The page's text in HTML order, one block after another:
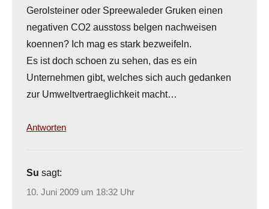
Gerolsteiner oder Spreewaleder Gruken einen
negativen CO2 ausstoss belgen nachweisen
koennen? Ich mag es stark bezweifeln.
Es ist doch schoen zu sehen, das es ein
Unternehmen gibt, welches sich auch gedanken
zur Umweltvertraeglichkeit macht…
Antworten
Su sagt:
10. Juni 2009 um 18:32 Uhr